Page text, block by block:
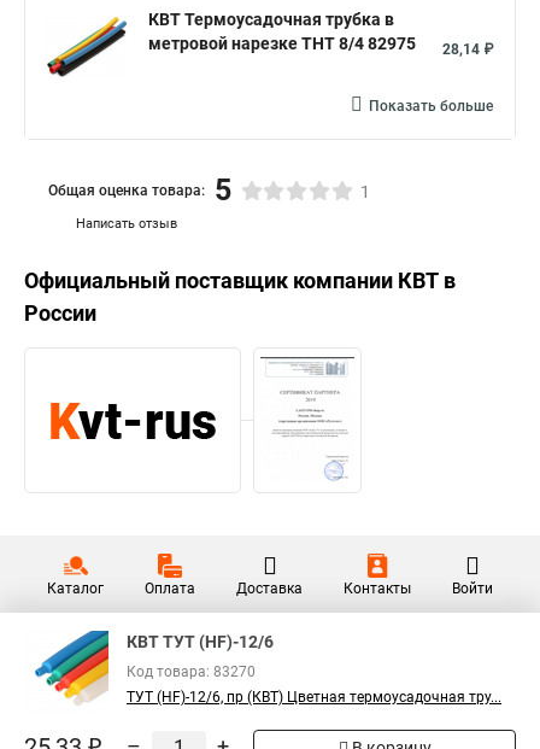
КВТ Термоусадочная трубка в
метровой нарезке ТНТ 8/4 82975
28,14 ₽
Показать больше
Написать отзыв
Общая оценка товара: 5 1
Официальный поставщик компании КВТ в
России
Каталог Оплата Доставка Контакты Войти
КВТ ТУТ (HF)-12/6
Код товара: 83270
ТУТ (HF)-12/6, пр (КВТ) Цветная термоусадочная тру...